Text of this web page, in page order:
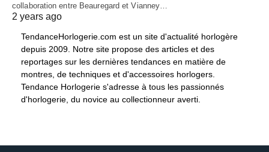
collaboration entre Beauregard et Vianney…
2 years ago
TendanceHorlogerie.com est un site d'actualité horlogère
depuis 2009. Notre site propose des articles et des
reportages sur les dernières tendances en matière de
montres, de techniques et d'accessoires horlogers.
Tendance Horlogerie s'adresse à tous les passionnés
d'horlogerie, du novice au collectionneur averti.